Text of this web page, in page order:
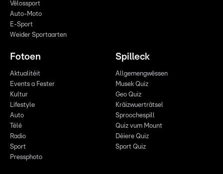
Vëlossport
Auto-Moto
E-Sport
Weider Sportaarten
Fotoen
Aktualitéit
Events a Fester
Kultur
Lifestyle
Auto
Télé
Radio
Sport
Pressphoto
Spilleck
Allgemengwëssen
Musek Quiz
Geo Quiz
Kräizwuerträtsel
Sproochespill
Quiz vum Mount
Déiere Quiz
Sport Quiz